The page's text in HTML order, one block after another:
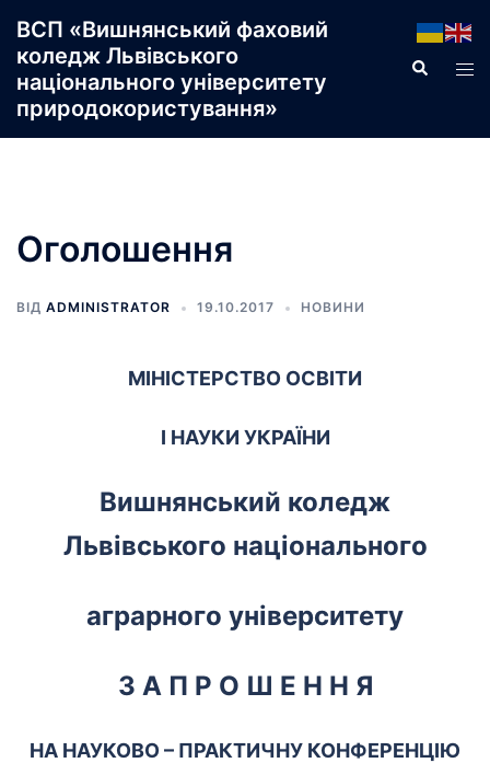
до
вмісту
ВСП «Вишнянський фаховий
коледж Львівського
національного університету
природокористування»
Пошук
Оголошення
ВІД ADMINISTRATOR 19.10.2017 НОВИНИ
МІНІСТЕРСТВО ОСВІТИ
І НАУКИ УКРАЇНИ
Вишнянський коледж
Львівського національного
аграрного університету
З А П Р О Ш Е Н Н Я
НА НАУКОВО – ПРАКТИЧНУ КОНФЕРЕНЦІЮ